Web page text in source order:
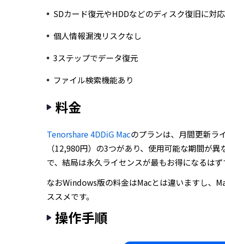
SDカード復元やHDDなどのディスク復旧に対応
個人情報漏洩リスクなし
3ステップでデータ復元
ファイル検索機能あり
料金
Tenorshare 4DDiG Macのプランは、月間更新ラ
（12,980円）の3つがあり、使用可能な期間が
で、結局は永久ライセンスが最もお得になるはず
なおWindows版の料金はMacとは違いますし、
ススメです。
操作手順